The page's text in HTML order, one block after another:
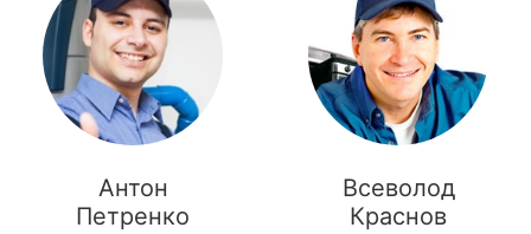
Антон
Петренко
Всеволод
Краснов